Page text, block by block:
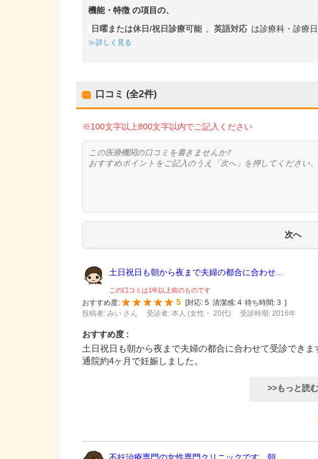
機能・特徴 の項目の、
日曜または休日/祝日診療可能 英語対応 は診療科・診療
詳しく見る
口コミ (全2件)
※100文字以上800文字以内でご記入ください
土日祝日も朝から夜まで夫婦の都合に合わせ...
この口コミは1年以上前のものです
おすすめ度:
5 [対応: 5 清潔感: 4 待ち時間: 3 ]
投稿者: みい さん
受診者: 本人 (女性・ 20代) 受診時期: 2016年
おすすめ度 :
土日祝日も朝から夜まで夫婦の都合に合わせて受診できま
通院約4ヶ月で妊娠しました。
>>もっと読む